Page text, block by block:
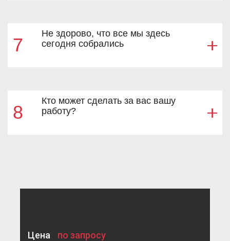
7
Не здорово, что все мы здесь
сегодня собрались
8
Кто может сделать за вас вашу
работу?
Цена по запросу